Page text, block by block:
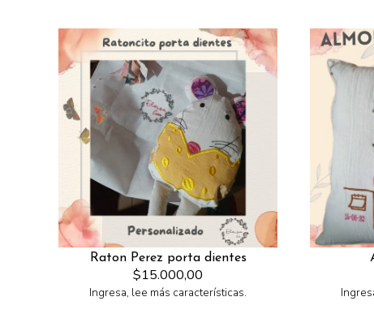
Raton Perez porta dientes
$15.000,00
Ingresa, lee más características.